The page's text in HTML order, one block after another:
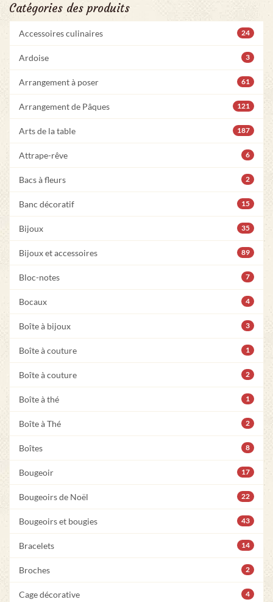
Catégories des produits
Accessoires culinaires 24
Ardoise 3
Arrangement à poser 61
Arrangement de Pâques 121
Arts de la table 187
Attrape-rêve 6
Bacs à fleurs 2
Banc décoratif 15
Bijoux 35
Bijoux et accessoires 89
Bloc-notes 7
Bocaux 4
Boîte à bijoux 3
Boîte à couture 1
Boîte à couture 2
Boîte à thé 1
Boîte à Thé 2
Boîtes 8
Bougeoir 17
Bougeoirs de Noël 22
Bougeoirs et bougies 43
Bracelets 14
Broches 2
Cage décorative 4